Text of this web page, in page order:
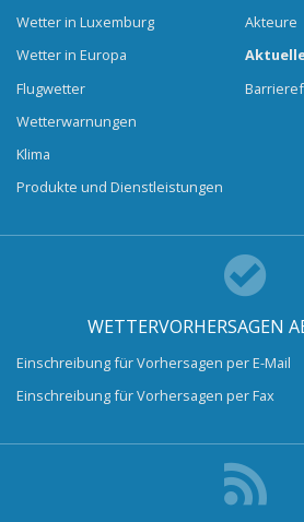
Wetter in Luxemburg
Wetter in Europa
Flugwetter
Wetterwarnungen
Klima
Produkte und Dienstleistungen
Akteure
WETTERVORHERSAGEN
Einschreibung für Vorhersagen per E-Mail
Einschreibung für Vorhersagen per Fax